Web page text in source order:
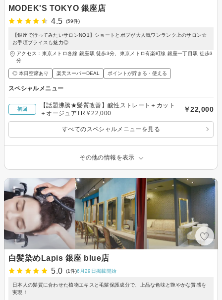
MODEK'S TOKYO 銀座店
4.5
(59件)
【銀座で行ってみたいサロンNO1】ショートとボブが大人気ワンランク上のサロン☆
お手頃プライスも魅力◎
アクセス：東京メトロ各線 銀座駅 徒歩3分、東京メトロ有楽町線 銀座一丁目駅 徒歩3
分
◎ 本日空席あり 楽天スーパーDEAL ポイントが貯まる・使える
スペシャルメニュー
初回
【話題沸騰★髪質改善】酸性ストレート＋カット
＋オージュアTR￥22,000
￥22,000
すべてのスペシャルメニューを見る
その他の情報を表示
白髪染めLapis 銀座 blue店
5.0
(1件)6月29日掲載開始
日本人の髪質に合わせた植物エキスと毛髪保護成分で、上品な色味と艶やかな質感を
実現！